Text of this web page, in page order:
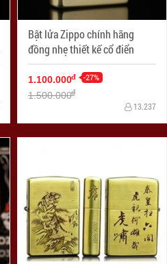
Bật lửa Zippo chính hãng
đồng nhẹ thiết kế cổ điển
1.100.000đ -27%
1.500.000đ
13.237